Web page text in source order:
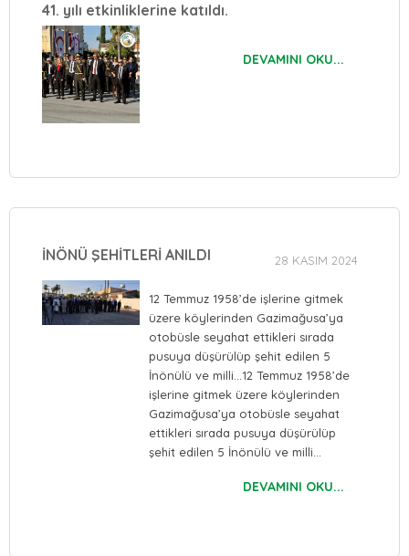
41. yılı etkinliklerine katıldı.
DEVAMINI OKU...
28 KASIM 2024
İNÖNÜ ŞEHİTLERİ ANILDI
12 Temmuz 1958’de işlerine gitmek
üzere köylerinden Gazimağusa’ya
otobüsle seyahat ettikleri sırada
pusuya düşürülüp şehit edilen 5
İnönülü ve milli…12 Temmuz 1958’de
işlerine gitmek üzere köylerinden
Gazimağusa’ya otobüsle seyahat
ettikleri sırada pusuya düşürülüp
şehit edilen 5 İnönülü ve milli…
DEVAMINI OKU...